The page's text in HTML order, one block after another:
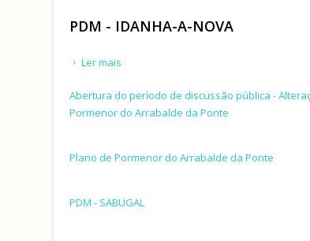
PDM - IDANHA-A-NOVA
Ler mais
Abertura do período de discussão pública -
Pormenor do Arrabalde da Ponte
Plano de Pormenor do Arrabalde da Ponte
PDM - SABUGAL